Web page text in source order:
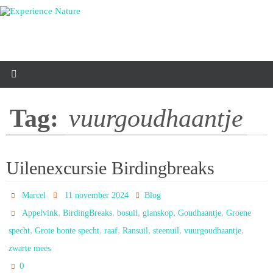
Ga
naar
Tag: vuurgoudhaantje
Uilenexcursie Birdingbreaks
Marcel 11 november 2024
Blog
Appelvink,BirdingBreaks,bosuil,glanskop,Goudhaantje,Groene
specht, Grote bonte specht, raaf, Ransuil, steenuil, vuurgoudhaantje,
zwarte mees
0